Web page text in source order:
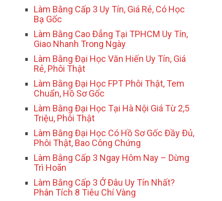
Làm Bằng Cấp 3 Uy Tín, Giá Rẻ, Có Học
Bạ Gốc
Làm Bằng Cao Đẳng Tại TPHCM Uy Tín,
Giao Nhanh Trong Ngày
Làm Bằng Đại Học Văn Hiến Uy Tín, Giá
Rẻ, Phôi Thật
Làm Bằng Đại Học FPT Phôi Thật, Tem
Chuẩn, Hồ Sơ Gốc
Làm Bằng Đại Học Tại Hà Nội Giá Từ 2,5
Triệu, Phôi Thật
Làm Bằng Đại Học Có Hồ Sơ Gốc Đầy Đủ,
Phôi Thật, Bao Công Chứng
Làm Bằng Cấp 3 Ngay Hôm Nay – Dừng
Trì Hoãn
Làm Bằng Cấp 3 Ở Đâu Uy Tín Nhất?
Phân Tích 8 Tiêu Chí Vàng